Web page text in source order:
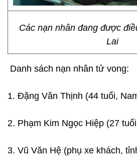
Các nạn nhân đang được
Lai
Danh sách nạn nhân tử vong:
1. Đặng Văn Thịnh (44 tuổi,
2. Phạm Kim Ngọc Hiệp (27
3. Vũ Văn Hệ (phụ xe khách,